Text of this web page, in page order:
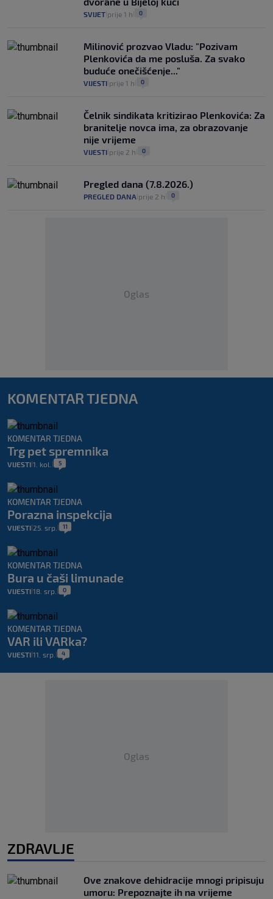
SVIJET prije 1 h 0
Milinović prozvao Vladu: "Pozivam
Plenkovića da me posluša. Za svako
buduće onečišćenje..."
VIJESTI prije 1 h 0
Čelnik sindikata kritizirao Plenkovića: Za
branitelje novca ima, za obrazovanje
nije vrijeme
VIJESTI prije 2 h 0
Pregled dana (7.8.2026.)
PREGLED DANA prije 2 h 0
Oglas
KOMENTAR TJEDNA
KOMENTAR TJEDNA
Trg pet spremnika
VIJESTI 1. kol. 5
KOMENTAR TJEDNA
Porazna inspekcija
VIJESTI 25. srp. 11
KOMENTAR TJEDNA
Bura u čaši limunade
VIJESTI 18. srp. 0
KOMENTAR TJEDNA
VAR ili VARka?
VIJESTI 11. srp. 4
Oglas
ZDRAVLJE
Ove znakove dehidracije mnogi pripisuju
umoru: Prepoznajte ih na vrijeme